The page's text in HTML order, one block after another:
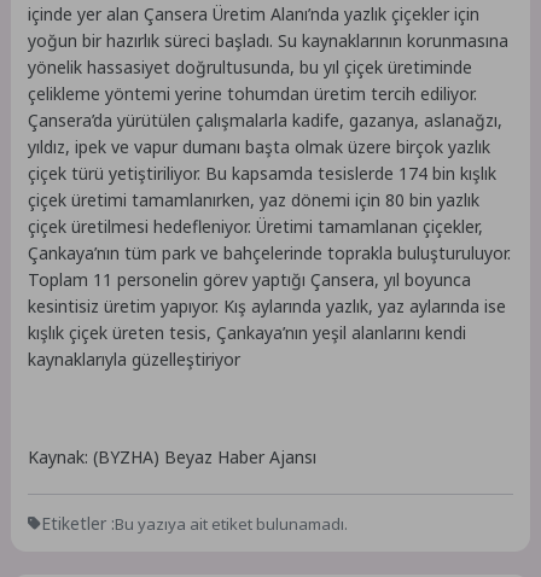
içinde yer alan Çansera Üretim Alanı’nda yazlık çiçekler için
yoğun bir hazırlık süreci başladı. Su kaynaklarının korunmasına
yönelik hassasiyet doğrultusunda, bu yıl çiçek üretiminde
çelikleme yöntemi yerine tohumdan üretim tercih ediliyor.
Çansera’da yürütülen çalışmalarla kadife, gazanya, aslanağzı,
yıldız, ipek ve vapur dumanı başta olmak üzere birçok yazlık
çiçek türü yetiştiriliyor. Bu kapsamda tesislerde 174 bin kışlık
çiçek üretimi tamamlanırken, yaz dönemi için 80 bin yazlık
çiçek üretilmesi hedefleniyor. Üretimi tamamlanan çiçekler,
Çankaya’nın tüm park ve bahçelerinde toprakla buluşturuluyor.
Toplam 11 personelin görev yaptığı Çansera, yıl boyunca
kesintisiz üretim yapıyor. Kış aylarında yazlık, yaz aylarında ise
kışlık çiçek üreten tesis, Çankaya’nın yeşil alanlarını kendi
kaynaklarıyla güzelleştiriyor
Kaynak: (BYZHA) Beyaz Haber Ajansı
Etiketler :Bu yazıya ait etiket bulunamadı.